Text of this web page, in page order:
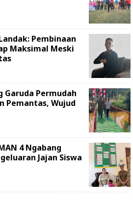
Pembinaan
Maksimal Meski
Garuda Permudah
Pemantas, Wujud
4 Ngabang
Jajan Siswa